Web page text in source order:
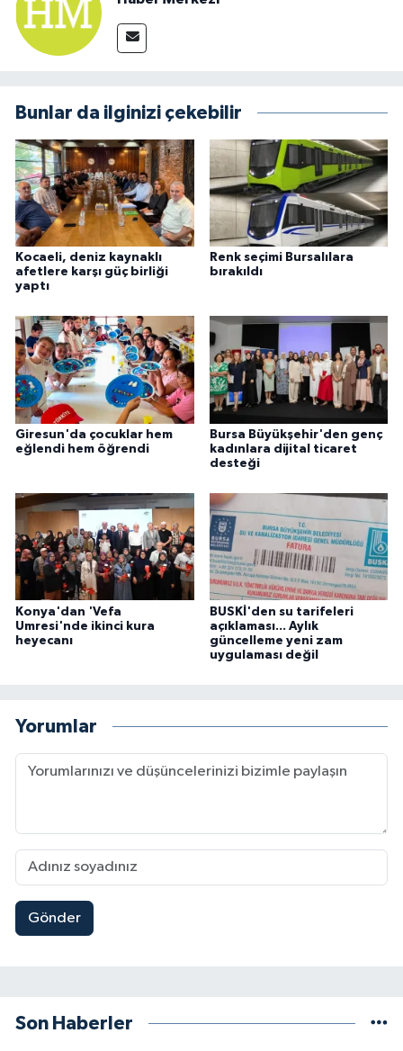
Bunlar da ilginizi çekebilir
Kocaeli, deniz kaynaklı
afetlere karşı güç birliği
yaptı
Renk seçimi Bursalılara
bırakıldı
Giresun'da çocuklar hem
eğlendi hem öğrendi
Bursa Büyükşehir'den genç
kadınlara dijital ticaret
desteği
Konya'dan 'Vefa
Umresi'nde ikinci kura
heyecanı
BUSKİ'den su tarifeleri
açıklaması... Aylık
güncelleme yeni zam
uygulaması değil
Yorumlar
Gönder
Son Haberler